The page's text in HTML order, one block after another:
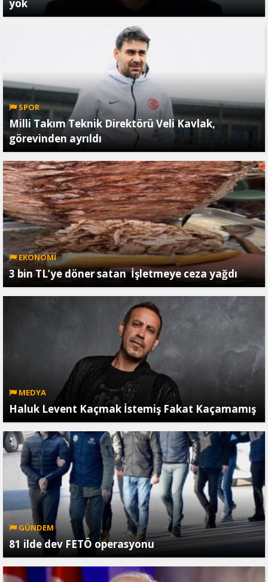
yok
SPOR
Milli Takım Teknik Direktörü Veli Kavlak,
görevinden ayrıldı
EKONOMİ
3 bin TL’ye döner satan İşletmeye ceza yağdı
MEDYA
Haluk Levent Kaçmak İstemiş Fakat Kaçamamış
GÜNDEM
81 ilde dev FETÖ operasyonu